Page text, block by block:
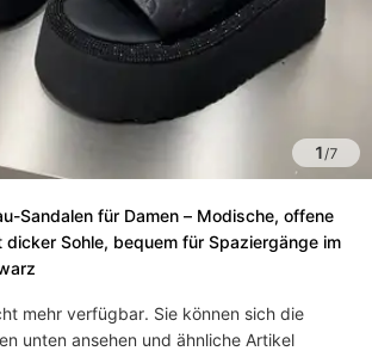
1/7
Sandalen für Damen – Modische, offene
dicker Sohle, bequem für Spaziergänge im
mehr verfügbar. Sie können sich die
unten ansehen und ähnliche Artikel